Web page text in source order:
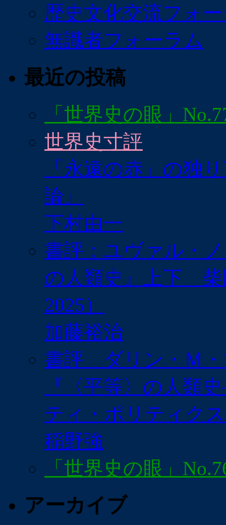
歴史文化交流フォ
無識者フォーラム
最近の投稿
「世界史の眼」
世界史寸評
「永遠の赤」の独
論』
下村由一
書評：ユヴァル・
の人類史』上下 柴
2025）
加藤裕治
書評 ダリン・Ｍ・
『〈平等〉の人類
ティ・ポリティク
稲野強
「世界史の眼」
アーカイブ